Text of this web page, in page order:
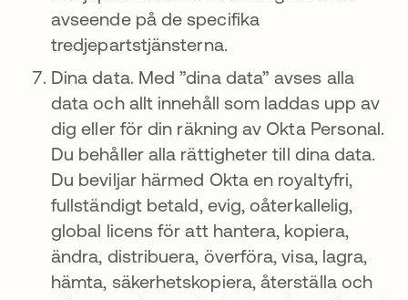
avseende på de specifika
tredjepartstjänsterna.
Dina data. Med ”dina data” avses alla
data och allt innehåll som laddas upp av
dig eller för din räkning av Okta Personal.
Du behåller alla rättigheter till dina data.
Du beviljar härmed Okta en royaltyfri,
fullständigt betald, evig, oåterkallelig,
global licens för att hantera, kopiera,
ändra, distribuera, överföra, visa, lagra,
hämta, säkerhetskopiera, återställa och